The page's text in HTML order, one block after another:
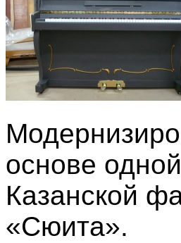
основе
Казанской
«Сюита».